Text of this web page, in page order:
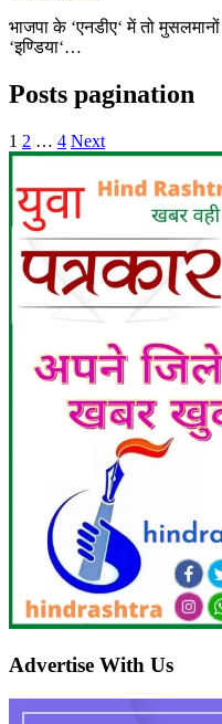
भाजपा के ‘एनडीए‘ में तो
‘इण्डिया‘…
Posts pagination
1 2 … 4 Next
Advertise With Us